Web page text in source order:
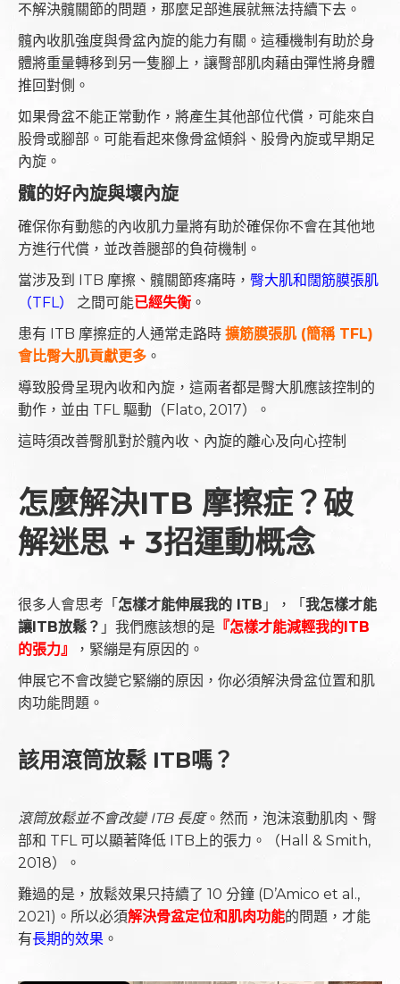
不解決髖關節的問題，那麼足部進展就無法持續下去。
髖內收肌強度與骨盆內旋的能力有關。這種機制有助於身
體將重量轉移到另一隻腳上，讓臀部肌肉藉由彈性將身體
推回對側。
如果骨盆不能正常動作，將產生其他部位代償，可能來自
股骨或腳部。可能看起來像骨盆傾斜、股骨內旋或早期足
內旋。
髖的好內旋與壞內旋
確保你有動態的內收肌力量將有助於確保你不會在其他地
方進行代償，並改善腿部的負荷機制。
當涉及到 ITB 摩擦、髖關節疼痛時， 臀大肌和闊筋膜張肌
（TFL）
之間可能已經失衡 。
患有 ITB 摩擦症的人通常走路時 擴筋膜張肌 (簡稱 TFL)
會比臀大肌貢獻更多 。
導致股骨呈現內收和內旋，這兩者都是臀大肌應該控制的
動作，並由 TFL 驅動（Flato, 2017）。
這時須改善臀肌對於髖內收、內旋的離心及向心控制
怎麼解決ITB 摩擦症？破
解迷思 + 3招運動概念
很多人會思考「 怎樣才能伸展我的 ITB 」，「 我怎樣才能
讓ITB放鬆？ 」我們應該想的是 『怎樣才能減輕我的ITB
的張力』
，緊繃是有原因的。
伸展它不會改變它緊繃的原因，你必須解決骨盆位置和肌
肉功能問題。
該用滾筒放鬆 ITB嗎？
滾筒放鬆並不會改變 ITB 長度。然而，泡沫滾動肌肉、臀
部和 TFL 可以顯著降低 ITB上的張力。（Hall & Smith,
2018）。
難過的是，放鬆效果只持續了 10 分鐘 (D’Amico et al.,
2021)。所以必須解決骨盆定位和肌肉功能的問題，才能
有長期的效果 。